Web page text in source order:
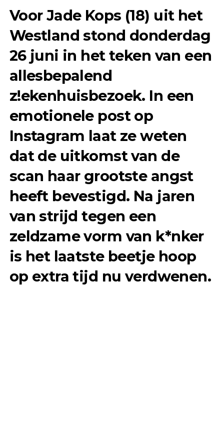
Voor Jade Kops (18) uit het
Westland stond donderdag
26 juni in het teken van een
allesbepalend
z!ekenhuisbezoek. In een
emotionele post op
Instagram laat ze weten
dat de uitkomst van de
scan haar grootste angst
heeft bevestigd. Na jaren
van strijd tegen een
zeldzame vorm van k*nker
is het laatste beetje hoop
op extra tijd nu verdwenen.